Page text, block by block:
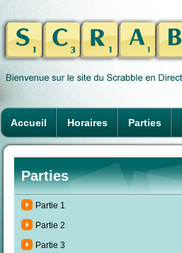
Accueil Horaires Parties
Parties
Partie 1
Partie 2
Partie 3